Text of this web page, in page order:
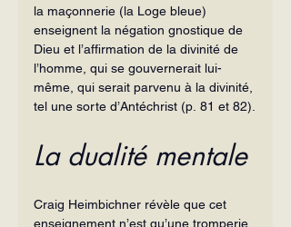
la maçonnerie (la Loge bleue)
enseignent la négation gnostique de
Dieu et l’affirmation de la divinité de
l’homme, qui se gouvernerait lui-
même, qui serait parvenu à la divinité,
tel une sorte d’Antéchrist (p. 81 et 82).
La dualité mentale
Craig Heimbichner révèle que cet
enseignement n’est qu’une tromperie